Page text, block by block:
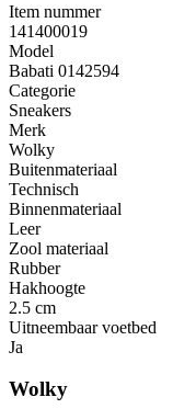
Item nummer
141400019
Model
Babati 0142594
Categorie
Sneakers
Merk
Wolky
Buitenmateriaal
Technisch
Binnenmateriaal
Leer
Zool materiaal
Rubber
Hakhoogte
2.5 cm
Uitneembaar voetbed
Ja
Wolky